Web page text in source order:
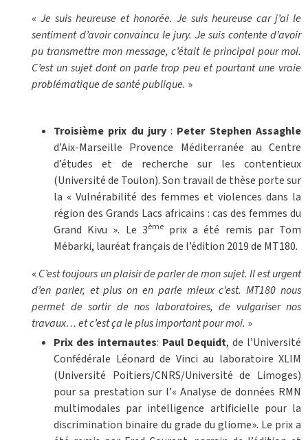
« Je suis heureuse et honorée. Je suis heureuse car j’ai le
sentiment d’avoir convaincu le jury. Je suis contente d’avoir
pu transmettre mon message, c’était le principal pour moi.
C’est un sujet dont on parle trop peu et pourtant une vraie
problématique de santé publique. »
Troisième prix du jury: Peter Stephen Assaghle
d’Aix-Marseille Provence Méditerranée au Centre
d’études et de recherche sur les contentieux
(Université de Toulon). Son travail de thèse porte sur
la « Vulnérabilité des femmes et violences dans la
région des Grands Lacs africains : cas des femmes du
Grand Kivu ». Le 3èmeprix a été remis par Tom
Mébarki, lauréat français de l’édition 2019 de MT180.
« C’est toujours un plaisir de parler de mon sujet. Il est urgent
d’en parler, et plus on en parle mieux c’est. MT180 nous
permet de sortir de nos laboratoires, de vulgariser nos
travaux… et c’est ça le plus important pour moi. »
Prix des internautes: Paul Dequidt, de l’Université
Confédérale Léonard de Vinci au laboratoire XLIM
(Université Poitiers/CNRS/Université de Limoges)
pour sa prestation sur l’« Analyse de données RMN
multimodales par intelligence artificielle pour la
discrimination binaire du grade du gliome». Le prix a